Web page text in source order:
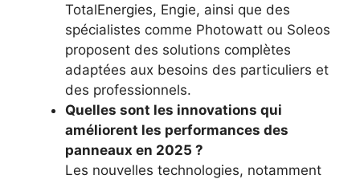
TotalEnergies, Engie, ainsi que des
spécialistes comme Photowatt ou Soleos
proposent des solutions complètes
adaptées aux besoins des particuliers et
des professionnels.
Quelles sont les innovations qui
améliorent les performances des
panneaux en 2025 ?
Les nouvelles technologies, notamment